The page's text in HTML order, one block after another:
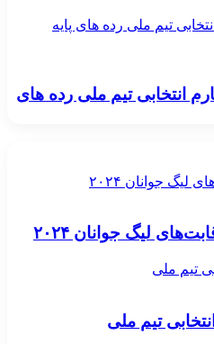
تیم ملی رده های پایه
انتخابی تیم ملی رده های
جوانان ۲۰۲۴
لیگ جوانان ۲۰۲۴
تیم ملی
تیم ملی